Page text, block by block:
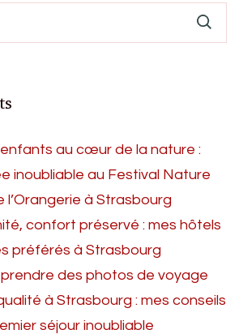
au cœur de la nature :
inoubliable au Festival Nature
l’Orangerie à Strasbourg
confort préservé : mes hôtels
préférés à Strasbourg
des photos de voyage
à Strasbourg : mes conseils
séjour inoubliable